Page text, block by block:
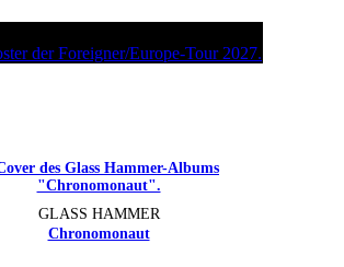
GLASS HAMMER
Chronomonaut